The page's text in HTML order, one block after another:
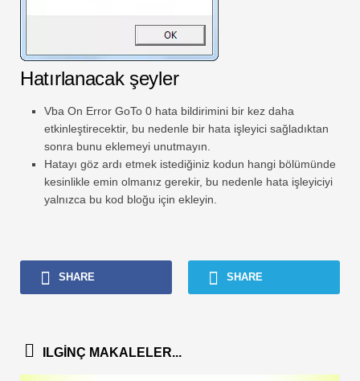
Hatırlanacak şeyler
Vba On Error GoTo 0 hata bildirimini bir kez daha
etkinleştirecektir, bu nedenle bir hata işleyici sağladıktan
sonra bunu eklemeyi unutmayın.
Hatayı göz ardı etmek istediğiniz kodun hangi bölümünde
kesinlikle emin olmanız gerekir, bu nedenle hata işleyiciyi
yalnızca bu kod bloğu için ekleyin.
SHARE SHARE
ILGINÇ MAKALELER...